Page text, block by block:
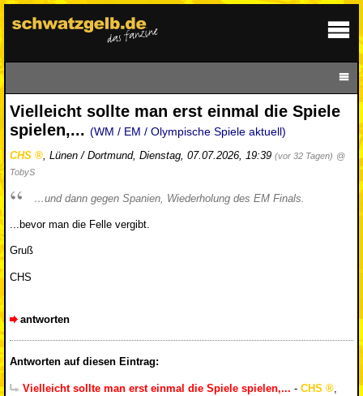
Vielleicht sollte man erst einmal die Spiele
spielen,... (WM / EM / Olympische Spiele aktuell)
CHS , Lünen / Dortmund, Dienstag, 07.07.2026, 19:39 (vor 32 Tagen) @
TobyS
…und dann gegen Spanien, Wiederholung des EM Finals.
...bevor man die Felle vergibt.
Gruß
CHS
antworten
Antworten auf diesen Eintrag:
Vielleicht sollte man erst einmal die Spiele spielen,... - CHS